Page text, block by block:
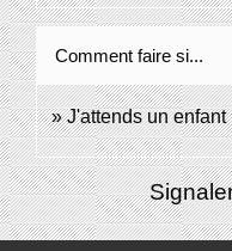
Comment faire si...
J'attends un enfant